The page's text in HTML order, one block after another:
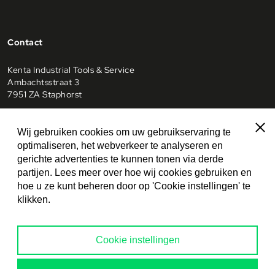
Contact
Kenta Industrial Tools & Service
Ambachtsstraat 3
7951 ZA Staphorst
0522 228345
info@kenta-staphorst.nl
0522228345
Privacy
Wij gebruiken cookies om uw gebruikservaring te
optimaliseren, het webverkeer te analyseren en
gerichte advertenties te kunnen tonen via derde
partijen. Lees meer over hoe wij cookies gebruiken en
hoe u ze kunt beheren door op 'Cookie instellingen' te
klikken.
Cookie instellingen